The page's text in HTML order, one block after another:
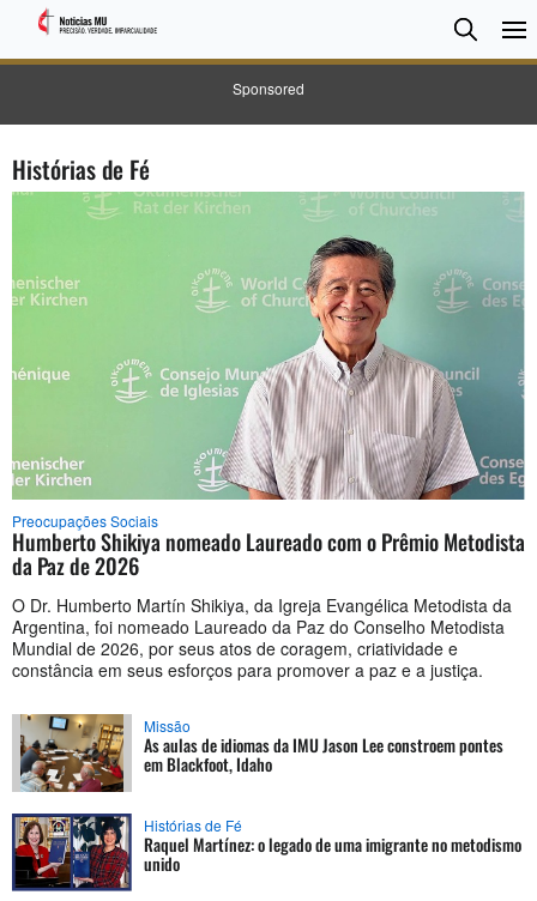
Sponsored
Search
Histórias de Fé
Preocupações Sociais
Humberto Shikiya nomeado Laureado com o Prêmio Metodista
da Paz de 2026
O Dr. Humberto Martín Shikiya, da Igreja Evangélica Metodista da
Argentina, foi nomeado Laureado da Paz do Conselho Metodista
Mundial de 2026, por seus atos de coragem, criatividade e
constância em seus esforços para promover a paz e a justiça.
Missão
As aulas de idiomas da IMU Jason Lee constroem pontes
em Blackfoot, Idaho
Histórias de Fé
Raquel Martínez: o legado de uma imigrante no metodismo
unido